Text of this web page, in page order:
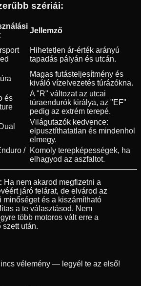
szériái:
Jellemző
Hihetetlen ár-érték arányú
tapadás pályán és utcán.
Magas futásteljesítmény és
kiváló vízelvezetés túrázókna.
és
A "R" változat az utcai
túraendurók királya, az "EF"
pedig az extrém terepé.
Világutazók kedvence:
elpusztíthatatlan és mindenhol
elmegy.
/
Komoly terepképességek, ha
elhagyod az aszfaltot.
Ha nem akarod megfizetni a
járó felárat, de elvárod az
minőséget és a kiszámítható
a te választásod. Nem
több motoros vált erre a
szett után.
vélemény — legyél te az első!